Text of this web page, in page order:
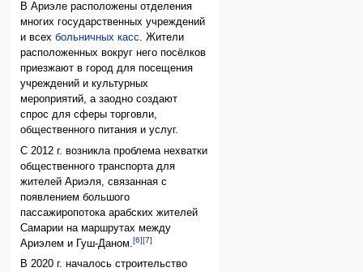
В Ариэле расположены отделения
многих государственных учреждений
и всехбольничных касс. Жители
расположенных вокруг него посёлков
приезжают в город для посещения
учреждений и культурных
мероприятий, а заодно создают
спрос для сферы торговли,
общественного питания и услуг.
С 2012 г. возникла проблема нехватки
общественного транспорта для
жителей Ариэля, связанная с
появлением большого
пассажиропотока арабских жителей
Самарии на маршрутах между
Ариэлем и Гуш-Даном.[6][7]
В 2020 г. началось строительство